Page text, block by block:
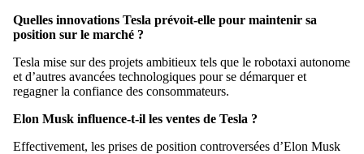
Quelles innovations Tesla prévoit-elle pour maintenir sa
position sur le marché ?
Tesla mise sur des projets ambitieux tels que le robotaxi autonome
et d’autres avancées technologiques pour se démarquer et
regagner la confiance des consommateurs.
Elon Musk influence-t-il les ventes de Tesla ?
Effectivement, les prises de position controversées d’Elon Musk